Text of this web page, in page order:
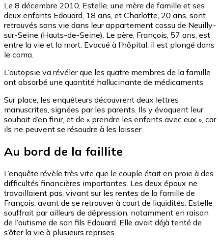
Le 8 décembre 2010, Estelle, une mère de famille et ses
deux enfants Edouard, 18 ans, et Charlotte, 20 ans, sont
retrouvés sans vie dans leur appartement cossu de Neuilly-
sur-Seine (Hauts-de-Seine). Le père, François, 57 ans, est
entre la vie et la mort. Evacué à l’hôpital, il est plongé dans
le coma.
L’autopsie va révéler que les quatre membres de la famille
ont absorbé une quantité hallucinante de médicaments.
Sur place, les enquêteurs découvrent deux lettres
manuscrites, signées par les parents. Ils y évoquent leur
souhait d’en finir, et de « prendre les enfants avec eux », car
ils ne peuvent se résoudre à les laisser.
Au bord de la faillite
L’enquête révèle très vite que le couple était en proie à des
difficultés financières importantes. Les deux époux ne
travaillaient pas, vivant sur les rentes de la famille de
François, avant de se retrouver à court de liquidités. Estelle
souffrait par ailleurs de dépression, notamment en raison
de l’autisme de son fils Edouard. Elle avait déjà tenté de
s’ôter la vie à plusieurs reprises.